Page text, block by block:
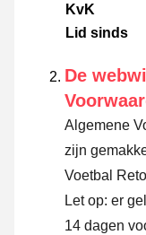
KvK
Lid sinds
De
Algemene
zijn
Voetbal
Let op: er
14 dagen